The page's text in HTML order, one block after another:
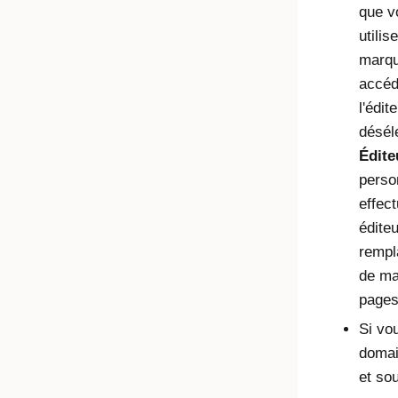
que
de
Si
et